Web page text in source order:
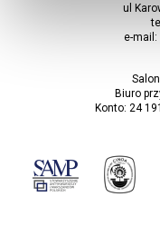
ul
e-mail:
Biuro
Konto: 24